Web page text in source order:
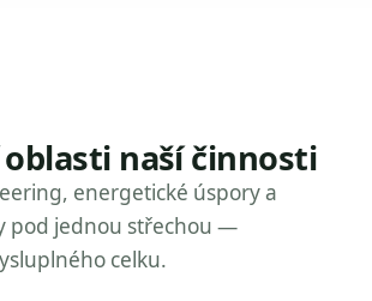
naší činnosti
energetické úspory a
pod jednou střechou —
celku.